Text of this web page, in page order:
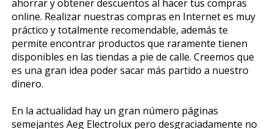
ahorrar y obtener descuentos al hacer tus compras
online. Realizar nuestras compras en Internet es muy
práctico y totalmente recomendable, además te
permite encontrar productos que raramente tienen
disponibles en las tiendas a pie de calle. Creemos que
es una gran idea poder sacar más partido a nuestro
dinero.
En la actualidad hay un gran número páginas
semejantes Aeg Electrolux pero desgraciadamente no